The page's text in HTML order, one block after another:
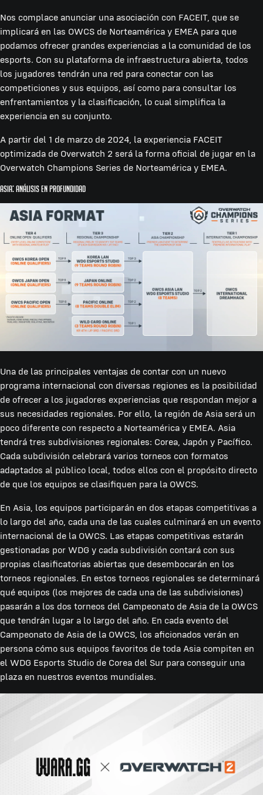
Nos complace anunciar una asociación con FACEIT, que se
implicará en las OWCS de Norteamérica y EMEA para que
podamos ofrecer grandes experiencias a la comunidad de los
esports. Con su plataforma de infraestructura abierta, todos
los jugadores tendrán una red para conectar con las
competiciones y sus equipos, así como para consultar los
enfrentamientos y la clasificación, lo cual simplifica la
experiencia en su conjunto.
A partir del 1 de marzo de 2024, la experiencia FACEIT
optimizada de Overwatch 2 será la forma oficial de jugar en la
Overwatch Champions Series de Norteamérica y EMEA.
Asia: Análisis en profundidad
Una de las principales ventajas de contar con un nuevo
programa internacional con diversas regiones es la posibilidad
de ofrecer a los jugadores experiencias que respondan mejor a
sus necesidades regionales. Por ello, la región de Asia será un
poco diferente con respecto a Norteamérica y EMEA. Asia
tendrá tres subdivisiones regionales: Corea, Japón y Pacífico.
Cada subdivisión celebrará varios torneos con formatos
adaptados al público local, todos ellos con el propósito directo
de que los equipos se clasifiquen para la OWCS.
En Asia, los equipos participarán en dos etapas competitivas a
lo largo del año, cada una de las cuales culminará en un evento
internacional de la OWCS. Las etapas competitivas estarán
gestionadas por WDG y cada subdivisión contará con sus
propias clasificatorias abiertas que desembocarán en los
torneos regionales. En estos torneos regionales se determinará
qué equipos (los mejores de cada una de las subdivisiones)
pasarán a los dos torneos del Campeonato de Asia de la OWCS
que tendrán lugar a lo largo del año. En cada evento del
Campeonato de Asia de la OWCS, los aficionados verán en
persona cómo sus equipos favoritos de toda Asia compiten en
el WDG Esports Studio de Corea del Sur para conseguir una
plaza en nuestros eventos mundiales.